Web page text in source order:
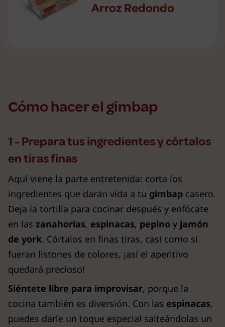
Arroz Redondo
Cómo hacer el gimbap
1 - Prepara tus ingredientes y córtalos
en tiras finas
Aquí viene la parte entretenida: corta los
ingredientes que darán vida a tu gimbap casero.
Deja la tortilla para cocinar después y enfócate
en las zanahorias, espinacas, pepino y jamón
de york. Córtalos en finas tiras, casi como si
fueran listones de colores, ¡así el aperitivo
quedará precioso!
Siéntete libre para improvisar, porque la
cocina también es diversión. Con las espinacas,
puedes darle un toque especial salteándolas un